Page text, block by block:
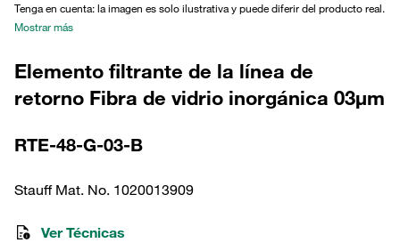
Tenga en cuenta: la imagen es solo ilustrativa y puede diferir del producto real.
Mostrar más
Elemento filtrante de la línea de
retorno Fibra de vidrio inorgánica 03µm
RTE-48-G-03-B
Stauff Mat. No. 1020013909
Ver Técnicas